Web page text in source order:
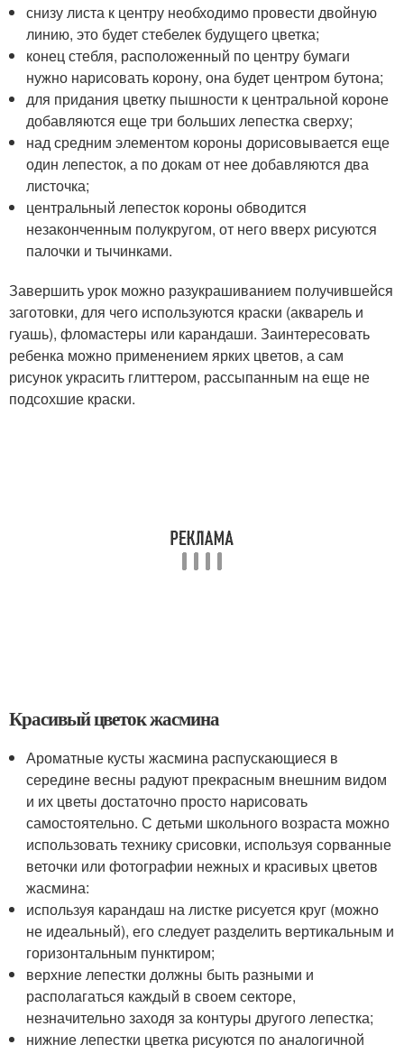
снизу листа к центру необходимо провести двойную
линию, это будет стебелек будущего цветка;
конец стебля, расположенный по центру бумаги
нужно нарисовать корону, она будет центром бутона;
для придания цветку пышности к центральной короне
добавляются еще три больших лепестка сверху;
над средним элементом короны дорисовывается еще
один лепесток, а по докам от нее добавляются два
листочка;
центральный лепесток короны обводится
незаконченным полукругом, от него вверх рисуются
палочки и тычинками.
Завершить урок можно разукрашиванием получившейся
заготовки, для чего используются краски (акварель и
гуашь), фломастеры или карандаши. Заинтересовать
ребенка можно применением ярких цветов, а сам
рисунок украсить глиттером, рассыпанным на еще не
подсохшие краски.
Красивый цветок жасмина
Ароматные кусты жасмина распускающиеся в
середине весны радуют прекрасным внешним видом
и их цветы достаточно просто нарисовать
самостоятельно. С детьми школьного возраста можно
использовать технику срисовки, используя сорванные
веточки или фотографии нежных и красивых цветов
жасмина:
используя карандаш на листке рисуется круг (можно
не идеальный), его следует разделить вертикальным и
горизонтальным пунктиром;
верхние лепестки должны быть разными и
располагаться каждый в своем секторе,
незначительно заходя за контуры другого лепестка;
нижние лепестки цветка рисуются по аналогичной